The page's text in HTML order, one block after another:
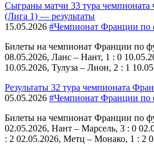
Сыграны матчи 33 тура
(Лига 1) — результаты
15.05.2026 #Чемпионат Франции по
Билеты на чемпионат Франции по
08.05.2026, Ланс – Нант, 1 : 0
10.05.2026, Тулуза – Лион, 2 : 1
Результаты 32 тура чемпионата
05.05.2026 #Чемпионат Франции по
Билеты на чемпионат Франции по
02.05.2026, Нант – Марсель, 3 : 0
: 2 02.05.2026, Метц – Монако, 1 : 2